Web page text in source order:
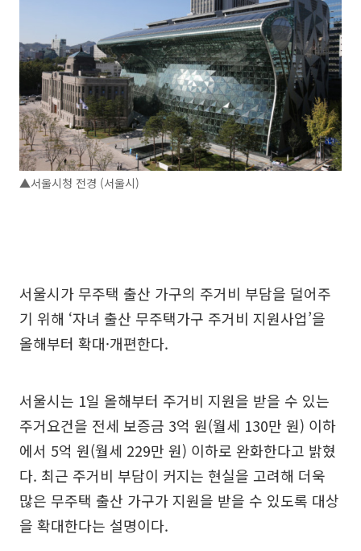
▲서울시청 전경 (서울시)
서울시가 무주택 출산 가구의 주거비 부담을 덜어주
기 위해 ‘자녀 출산 무주택가구 주거비 지원사업’을
올해부터 확대·개편한다.
서울시는 1일 올해부터 주거비 지원을 받을 수 있는
주거요건을 전세 보증금 3억 원(월세 130만 원) 이하
에서 5억 원(월세 229만 원) 이하로 완화한다고 밝혔
다. 최근 주거비 부담이 커지는 현실을 고려해 더욱
많은 무주택 출산 가구가 지원을 받을 수 있도록 대상
을 확대한다는 설명이다.